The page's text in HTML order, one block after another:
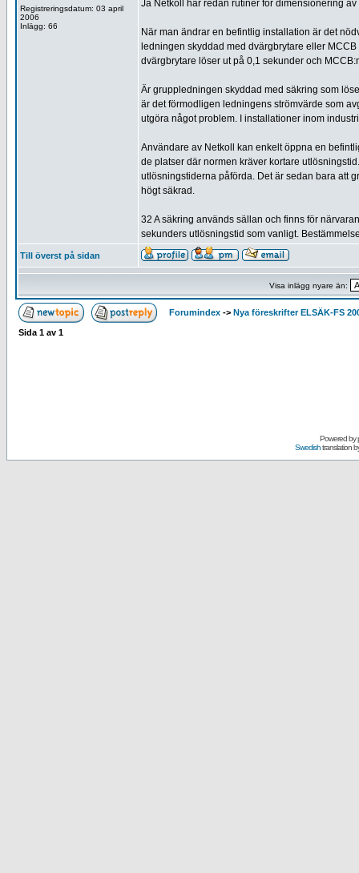
Registreringsdatum: 03 april
2006
Inlägg: 66
Ja Netkoll har redan rutiner för dimensionering
När man ändrar en befintlig installation är det
ledningen skyddad med dvärgbrytare eller
dvärgbrytare löser ut på 0,1 sekunder och
Är gruppledningen skyddad med säkring som
är det förmodligen ledningens strömvärde som
utgöra något problem. I installationer inom
Användare av Netkoll kan enkelt öppna en
de platser där normen kräver kortare
utlösningstiderna påförda. Det är sedan bara att
högt säkrad.
32 A säkring används sällan och finns för
sekunders utlösningstid som vanligt.
Till överst på sidan
Visa inlägg nyare än:
Forumindex -> Nya föreskrifter ELSÄK-FS
Sida 1 av 1
Powered by
Swedishtranslation